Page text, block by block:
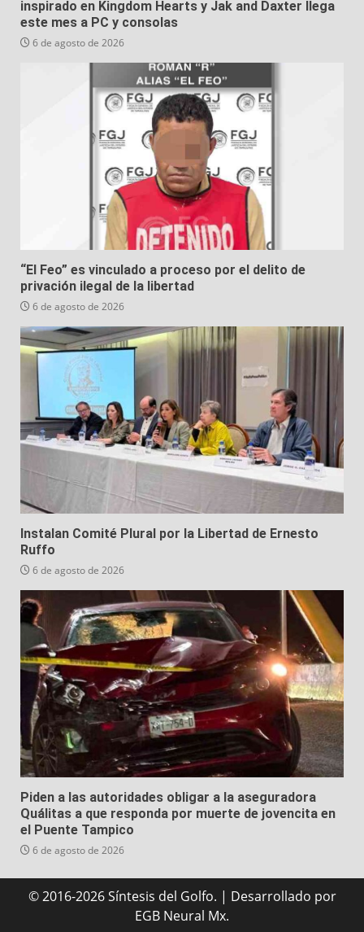
Duskfade, el plataformero español de acción 3D
inspirado en Kingdom Hearts y Jak and Daxter llega
este mes a PC y consolas
6 de agosto de 2026
“El Feo” es vinculado a proceso por el delito de
privación ilegal de la libertad
6 de agosto de 2026
Instalan Comité Plural por la Libertad de Ernesto
Ruffo
6 de agosto de 2026